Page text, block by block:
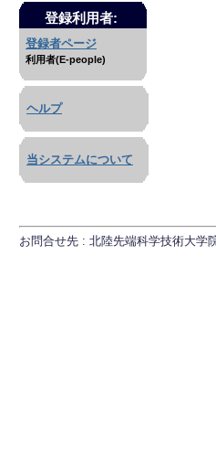
登録利用者:
登録者ページ
利用者(E-people)
ヘルプ
当システムについて
お問合せ先 : 北陸先端科学技術大